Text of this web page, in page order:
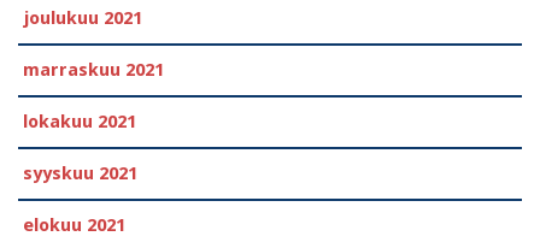
joulukuu 2021
marraskuu 2021
lokakuu 2021
syyskuu 2021
elokuu 2021